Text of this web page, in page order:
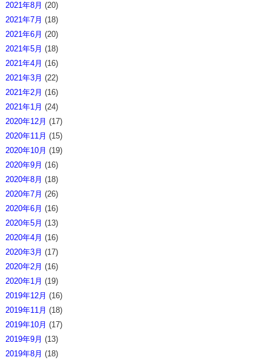
2021年8月 (20)
2021年7月 (18)
2021年6月 (20)
2021年5月 (18)
2021年4月 (16)
2021年3月 (22)
2021年2月 (16)
2021年1月 (24)
2020年12月 (17)
2020年11月 (15)
2020年10月 (19)
2020年9月 (16)
2020年8月 (18)
2020年7月 (26)
2020年6月 (16)
2020年5月 (13)
2020年4月 (16)
2020年3月 (17)
2020年2月 (16)
2020年1月 (19)
2019年12月 (16)
2019年11月 (18)
2019年10月 (17)
2019年9月 (13)
2019年8月 (18)